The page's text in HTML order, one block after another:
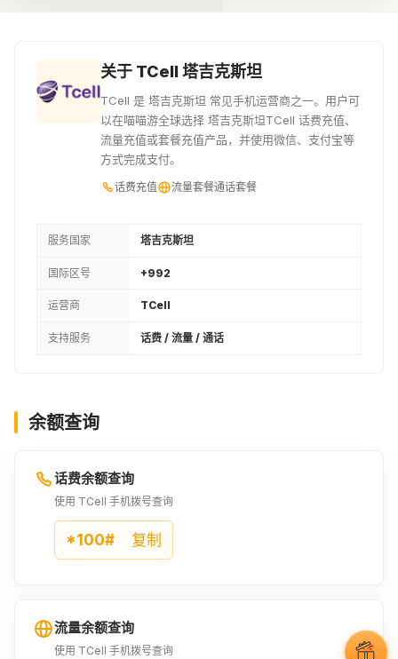
关于 TCell 塔吉克斯坦
TCell 是 塔吉克斯坦 常见手机运营商之一。用户可
以在喵喵游全球选择 塔吉克斯坦TCell 话费充值、
流量充值或套餐充值产品，并使用微信、支付宝等
方式完成支付。
话费充值 流量套餐通话套餐
服务国家 塔吉克斯坦
国际区号 +992
运营商 TCell
支持服务 话费 / 流量 / 通话
余额查询
话费余额查询
使用 TCell 手机拨号查询
*100# 复制
流量余额查询
使用 TCell 手机拨号查询